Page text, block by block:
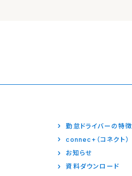
勤怠ドライバーの特徴
connec+（コネクト）
お知らせ
資料ダウンロード